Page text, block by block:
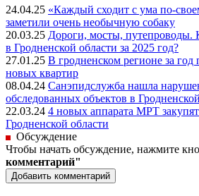
24.04.25 «Каждый сходит с ума по-
заметили очень необычную собаку
20.03.25 Дороги, мосты, путепроводы.
в Гродненской области за 2025 год?
27.01.25 В гродненском регионе за год
новых квартир
08.04.24 Санэпидслужба нашла
обследованных объектов в
22.03.24 4 новых аппарата МРТ
Гродненской области
Обсуждение
Чтобы начать обсуждение, нажмите
комментарий"